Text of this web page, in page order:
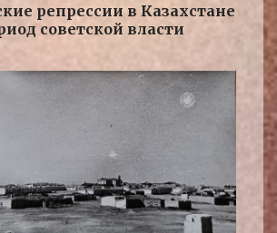
репрессии в Казахстане
советской власти